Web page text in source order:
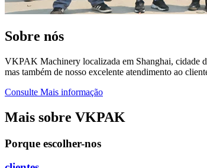
Sobre nós
VKPAK Machinery localizada em Shanghai, cidade
mas também de nosso excelente atendimento ao
Consulte Mais informação
Mais sobre VKPAK
Porque escolher-nos